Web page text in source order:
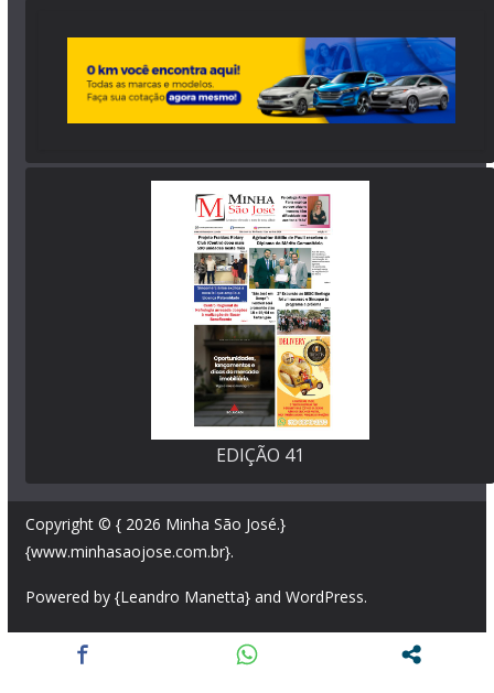
EDIÇÃO 41
Copyright © { 2026 Minha São José.}
{www.minhasaojose.com.br}.
Powered by {Leandro Manetta} and WordPress.